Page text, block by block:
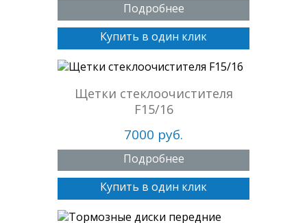
Подробнее
Купить в один клик
Щетки стеклоочистителя
F15/16
7000 руб.
Подробнее
Купить в один клик